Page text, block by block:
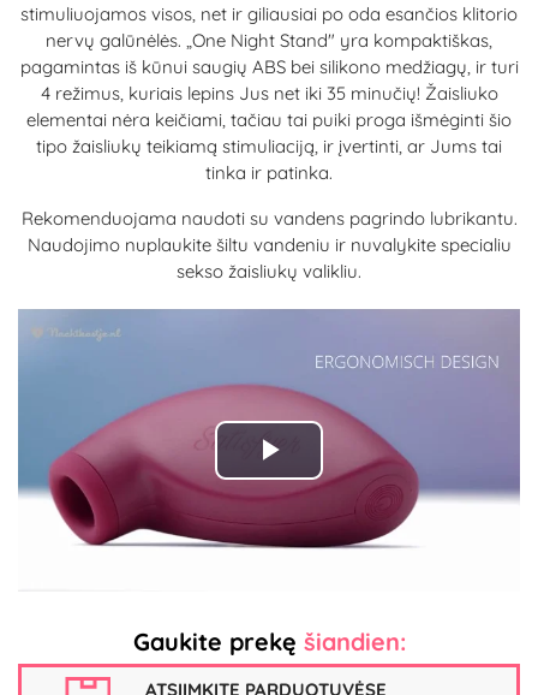
stimuliuojamos visos, net ir giliausiai po oda esančios klitorio
nervų galūnėlės. „One Night Stand" yra kompaktiškas,
pagamintas iš kūnui saugių ABS bei silikono medžiagų, ir turi
4 režimus, kuriais lepins Jus net iki 35 minučių! Žaisliuko
elementai nėra keičiami, tačiau tai puiki proga išmėginti šio
tipo žaisliukų teikiamą stimuliaciją, ir įvertinti, ar Jums tai
tinka ir patinka.
Rekomenduojama naudoti su vandens pagrindo lubrikantu.
Naudojimo nuplaukite šiltu vandeniu ir nuvalykite specialiu
sekso žaisliukų valikliu.
Play
Video
Gaukite prekę šiandien:
ATSIIMKITE PARDUOTUVĖSE